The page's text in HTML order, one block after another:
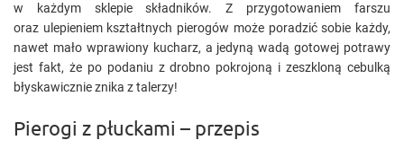
w każdym sklepie składników. Z przygotowaniem farszu
oraz ulepieniem kształtnych pierogów może poradzić sobie każdy,
nawet mało wprawiony kucharz, a jedyną wadą gotowej potrawy
jest fakt, że po podaniu z drobno pokrojoną i zeszkloną cebulką
błyskawicznie znika z talerzy!
Pierogi z płuckami – przepis